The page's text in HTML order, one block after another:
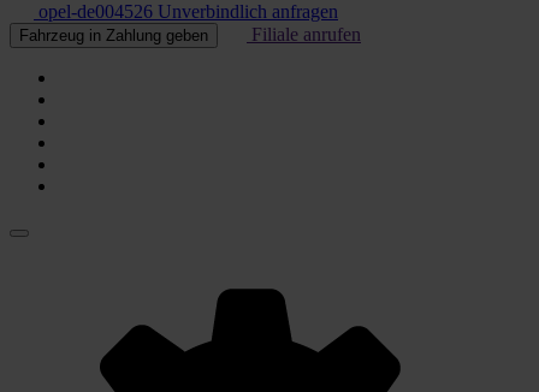
opel-de004526 Unverbindlich anfragen
Fahrzeug in Zahlung geben Filiale anrufen